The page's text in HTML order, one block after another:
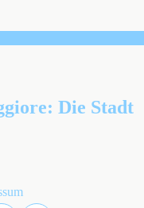
Die Stadt